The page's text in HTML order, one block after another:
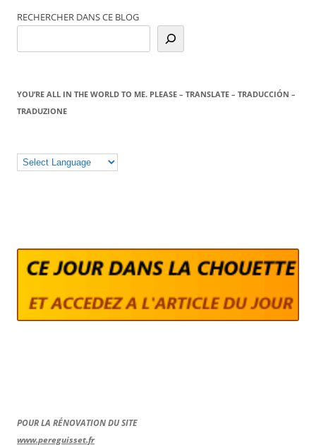
RECHERCHER DANS CE BLOG
YOU’RE ALL IN THE WORLD TO ME. PLEASE – TRANSLATE – TRADUCCIÓN –
TRADUZIONE
POUR LA RÉNOVATION DU SITE
www.pereguisset.fr